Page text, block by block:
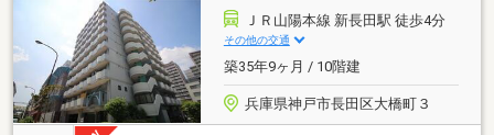
ＪＲ山陽本線 新長田駅 徒歩4分
その他の交通
築35年9ヶ月 / 10階建
兵庫県神戸市長田区大橋町３